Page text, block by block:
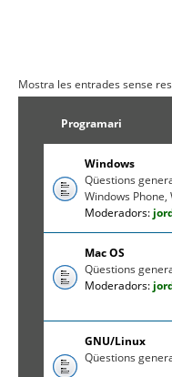
Mostra les entrades sense
Programari
Windows
Qüestions
Windows Phone,
Moderadors:
Mac OS
Qüestions
Moderadors:
GNU/Linux
Qüestions